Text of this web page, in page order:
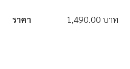
ราคา 1,490.00 บาท